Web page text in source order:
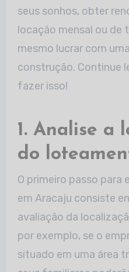
seus sonhos, obter
locação mensal ou de
mesmo lucrar com
construção. Continue
fazer isso!
1. Analise a
do
O primeiro passo para
em Aracaju consiste
avaliação da
por exemplo, se o
situado em uma área